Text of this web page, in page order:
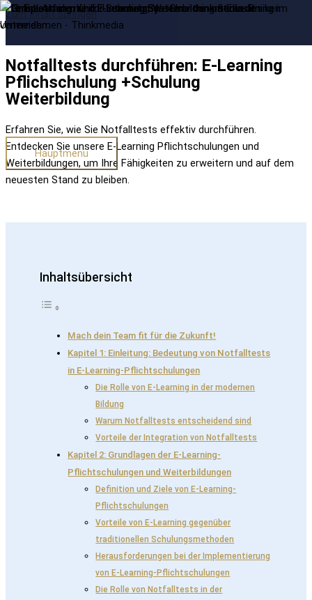
Zum Inhalt springen
Hauptmenü
Notfalltests durchführen: E-Learning
Pflichschulung +Schulung
Weiterbildung
Erfahren Sie, wie Sie Notfalltests effektiv durchführen.
Entdecken Sie unsere E-Learning Pflichtschulungen und
Weiterbildungen, um Ihre Fähigkeiten zu erweitern und auf dem
neuesten Stand zu bleiben.
Inhaltsübersicht
Mach dein Team fit für die Zukunft!
Kapitel 1: Einleitung: Bedeutung von Notfalltests
in E-Learning-Pflichtschulungen
Die Rolle von E-Learning in der modernen
Bildung
Warum Notfalltests entscheidend sind
Vorteile der Integration von Notfalltests
Kapitel 2: Grundlagen der E-Learning-
Pflichtschulungen und Weiterbildungen
Definition und Ziele von E-Learning-
Pflichtschulungen
Vorteile von E-Learning gegenüber
traditionellen Schulungsmethoden
Herausforderungen bei der Implementierung
von E-Learning-Pflichtschulungen
Die Rolle von Notfalltests in der